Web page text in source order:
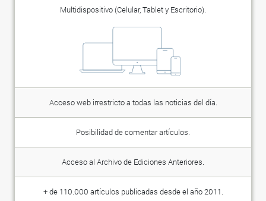
Multidispositivo (Celular, Tablet y Escritorio).
Acceso web irrestricto a todas las noticias del día.
Posibilidad de comentar artículos.
Acceso al Archivo de Ediciones Anteriores.
+ de 110.000 artículos publicadas desde el año 2011.